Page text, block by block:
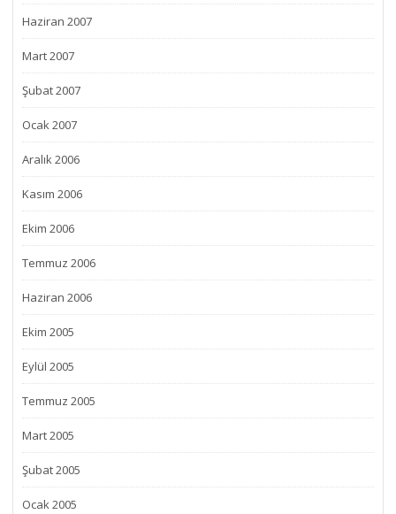
Haziran 2007
Mart 2007
Şubat 2007
Ocak 2007
Aralık 2006
Kasım 2006
Ekim 2006
Temmuz 2006
Haziran 2006
Ekim 2005
Eylül 2005
Temmuz 2005
Mart 2005
Şubat 2005
Ocak 2005